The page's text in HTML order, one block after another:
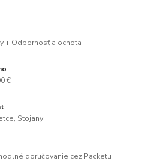
+ Odbornosť a ochota
€
Stojany
doručovanie cez Packetu